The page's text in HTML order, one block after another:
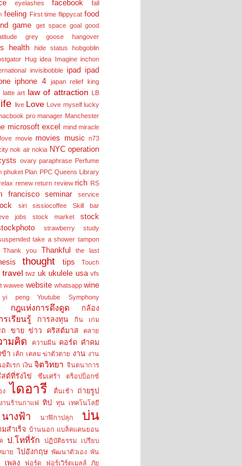
eyelashes facebook fall
feeling First time flippycat food
game get space goal
good
grey goose hangover
health hide status
hobgoblin
Hug idea Imagine inchon
invisibobble ipad ipad
iphone 4 japan relief
king
latte art law of attraction LB
life live Love Love myself lucky
pro manager Manchester
microsoft excel mind miracle
movie movies music n73
nok air nokia NYC operation
ovary paraphrase Perfume
phuket Plan PPC Queens Library
renew return review rich RS
francisco seminar service
siri sissiocoffee
Skill bar
jobs stock market
stock
strawberry study
take a shower tampon
Thank you Thankful
the last
thought tips
Touch
travel twz uk ukulele usa vfs
wawee website whatsapp wine
yi peng
Youtube Symphony
กฎแห่งการดึงดูด
กล้อง
รเรียนรู้ การลงทุน กิน
เกม
ขาย ข่าว คริสต์มาส
คลาย
ามคิด ความฝัน คอร์ด คำคม
า เค้ก เคลม ฆ่าตัวตาย งาน งาน
อดิเรก เงิน จิตวิทยา จินตนาการ
ต์ที่รังไข่ ซึมเศร้า ดร็อปบ็อกซ์
ง ไดอารี ตื่นเช้า ถ่ายรูป
านร้านกาแฟ ทิป ทุน เทคโนโลยี
นางฟ้า นาฬิกาปลุก บ่น
สำเร็จ บ้านนอก แบล็คแคนยอน
ป.โทที่รัก ปฏิบัติธรรม
เปรียบ
มาย ไปอังกฤษ พัฒนาตัวเอง พัน
เพลง ฟอร์ด ฟอร์เวิร์ดเมลล์ ภัย